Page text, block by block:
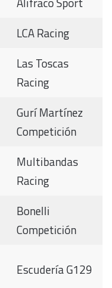
LCA Racing
Las Toscas
Racing
Gurí Martínez
Competición
Multibandas
Racing
Bonelli
Competición
Escudería G129